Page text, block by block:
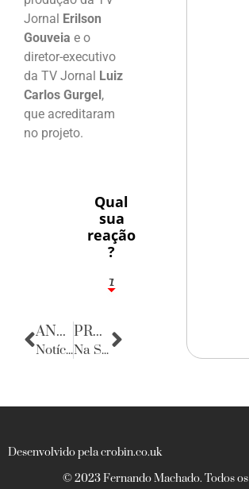
Jornal Erilson
Gouveia e o
diretor-executivo
da TV Jornal Luiz
Carlos Gurgel,
que acreditaram
no projeto.
Qual
sua
reação
?
1
7
ANTERIOR
Notícias da Alemanha
PRÓXIMA
Na Sala da Justiça
Desenvolvido pela crobin.co.uk
© 2023 Fernando Machado. Todos